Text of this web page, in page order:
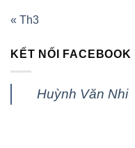
« Th3
KẾT NỐI FACEBOOK
Huỳnh Văn Nhi